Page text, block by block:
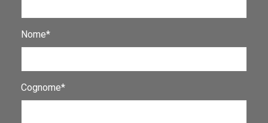
Nome*
Cognome*